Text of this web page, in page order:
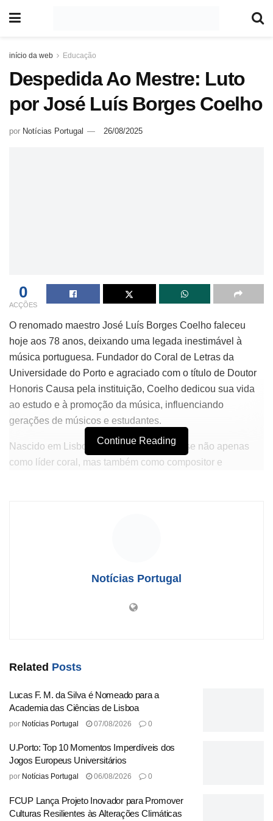
início da web Educação
Despedida Ao Mestre: Luto
por José Luís Borges Coelho
por Notícias Portugal 26/08/2025
0
ACÇÕES
O renomado maestro José Luís Borges Coelho faleceu
hoje aos 78 anos, deixando uma legada inestimável à
música portuguesa. Fundador do Coral de Letras da
Universidade do Porto e agraciado com o título de Doutor
Honoris Causa pela instituição, Coelho dedicou sua vida
ao estudo e à promoção da música, influenciando
gerações de músicos e estudantes.
Nascido em Lisboa, o maestro destacou-se não apenas
como líder coral, mas também como compositor e
generosidade, humildade e dedicação incansável à
deixou uma marca indelével, planeja tributar uma série de
Origem:Universidade do Porto
Continue Reading
Mestre por Porto
Notícias Portugal
Related Posts
Lucas F. M. da Silva é Nomeado para a
Academia das Ciências de Lisboa
por Notícias Portugal 07/08/2026 0
U.Porto: Top 10 Momentos Imperdíveis dos
Jogos Europeus Universitários
por Notícias Portugal 06/08/2026 0
FCUP Lança Projeto Inovador para Promover
Culturas Resilientes às Alterações Climáticas